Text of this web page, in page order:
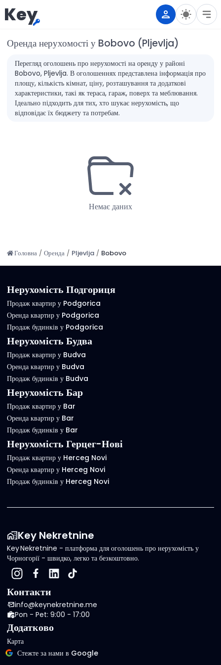
Key
Оренда нерухомості у Bobovo (Pljevlja)
Перегляд оголошень про нерухомості на оренду у районі
Bobovo, Pljevlja. В оголошеннях представлена інформація про
площу, кількість кімнат, ціну, розташування та додаткові
характеристики, такі як тераса, гараж, поверх та меблювання.
Ідеально підходить для тих, хто шукає нерухомість, що
відповідає їх бюджету та потребам.
Немає даних
Головна / Оренда / Pljevlja / Bobovo
Нерухомість Подгориця
Продаж квартир у Podgorica
Оренда квартир у Podgorica
Продаж будинків у Podgorica
Нерухомість Будва
Продаж квартир у Budva
Оренда квартир у Budva
Продаж будинків у Budva
Нерухомість Бар
Продаж квартир у Bar
Оренда квартир у Bar
Продаж будинків у Bar
Нерухомість Герцег-Нові
Продаж квартир у Herceg Novi
Оренда квартир у Herceg Novi
Продаж будинків у Herceg Novi
Key Nekretnine
Key Nekretnine - платформа для оголошень про нерухомість у
Чорногорії - швидко, легко та безкоштовно.
Контакти
info@keynekretnine.me
Pon - Pet: 9:00 - 17:00
Додатково
Карта
Стежте за нами в Google